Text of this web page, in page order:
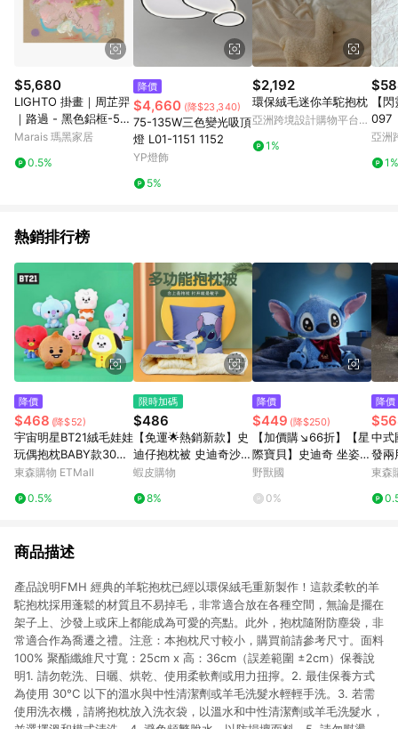
Pinkoi 購物商品資訊頁及購物車標示為準。 10. 點數紅包使用規
則請以點數紅包活動說明為準。 11. 若於 LINE 購物前往 Pinkoi
頁面後才首次下載 Pinkoi APP 並完成訂單，不符合導購資格；承
上，首次下載 Pinkoi APP 後，需透過 LINE 購物前往 Pinkoi 頁
面，方享導購資格。
$5,680
LIGHTO 掛畫｜周芷羿
｜路過 - 黑色鋁框-50
x 70 cm
Marais 瑪黑家居
0.5%
降價
$4,660 (降$23,340)
75-135W三色變光吸頂
燈 L01-1151 1152
YP燈飾
5%
$2,192
環保絨毛迷你羊駝抱枕
亞洲跨境設計購物平台
1%
【
097
亞洲
1%
熱銷排行榜
降價
$468 (降$52)
宇宙明星BT21絨毛娃娃
玩偶抱枕BABY款30公
分 9888681(BTS防彈
東森購物 ETMall
0.5%
限時加碼
$486
【免運🌟熱銷新款】史
迪仔抱枕被 史迪奇沙發
抱枕辦公室午睡被子枕
空調被 辦公室午睡枕頭
蝦皮購物
8%
降價
$449 (降$250)
【加價購↘66折】【星
際寶貝】史迪奇 坐姿絨
毛 愛的掛件款 (25cm)
野獸國
0%
降價
中式
發兩
車載
東森
商品描述
產品說明FMH 經典的羊駝抱枕已經以環保絨毛重新製作！這款柔軟的羊
駝抱枕採用蓬鬆的材質且不易掉毛，非常適合放在各種空間，無論是擺在
架子上、沙發上或床上都能成為可愛的亮點。此外，抱枕隨附防塵袋，非
常適合作為喬遷之禮。注意：本抱枕尺寸較小，購買前請參考尺寸。面料
100% 聚酯纖維尺寸寬：25cm x 高：36cm（誤差範圍 ±2cm）保養說
明1. 請勿乾洗、日曬、烘乾、使用柔軟劑或用力扭擰。2. 最佳保養方式
為使用 30°C 以下的溫水與中性清潔劑或羊毛洗髮水輕輕手洗。3. 若需
使用洗衣機，請將抱枕放入洗衣袋，以溫水和中性清潔劑或羊毛洗髮水，